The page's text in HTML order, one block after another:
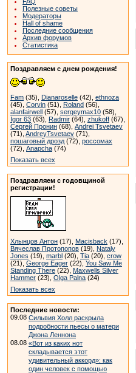
Полезные советы
Модераторы
Hall of shame
Последние сообщения
Архив форумов
Статистика
Поздравляем с днем рождения!
Fam (35), Dianaroselle (42), ethnoza
(45), Corvin (51), Roland (56),
alanfairwell (57), sergeymax10 (58),
Igor 63 (63), Radmir (64), zhukoff (67),
Сергей Пронин (68), Andrei Tsvetaev
(71), AndreyTsvetaev (71),
пошаговый дрозд (72), россомах
(72), Anapcha (74)
Показать всех
Поздравляем с годовщиной
регистрации!
Хлынцов Антон (17), Macisback (17),
Вячеслав Протопопов (19), Nataly
Jones (19), marbl (20), Tia (20), crow
(21), George Eager (22), You Saw Me
Standing There (22), Maxwells Silver
Hammer (23), Olga Palna (24)
Показать всех
Последние новости:
09.08 Сильвия Холл раскрыла
подробности пьесы о матери
Джона Леннона
08.08 «Вот из каких нот
складывается этот
удивительный аккорд»: как
один человек с помощью